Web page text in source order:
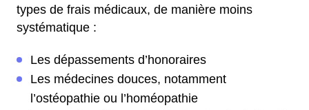
types de frais médicaux, de manière moins
systématique :
Les dépassements d’honoraires
Les médecines douces, notamment
l’ostéopathie ou l’homéopathie